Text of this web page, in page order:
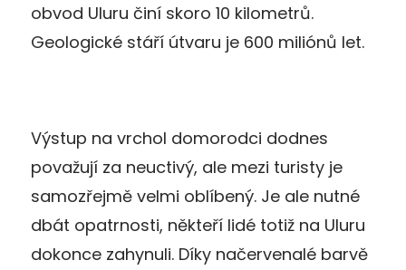
obvod Uluru činí skoro 10 kilometrů.
Geologické stáří útvaru je 600 miliónů let.
Výstup na vrchol domorodci dodnes
považují za neuctivý, ale mezi turisty je
samozřejmě velmi oblíbený. Je ale nutné
dbát opatrnosti, někteří lidé totiž na Uluru
dokonce zahynuli. Díky načervenalé barvě